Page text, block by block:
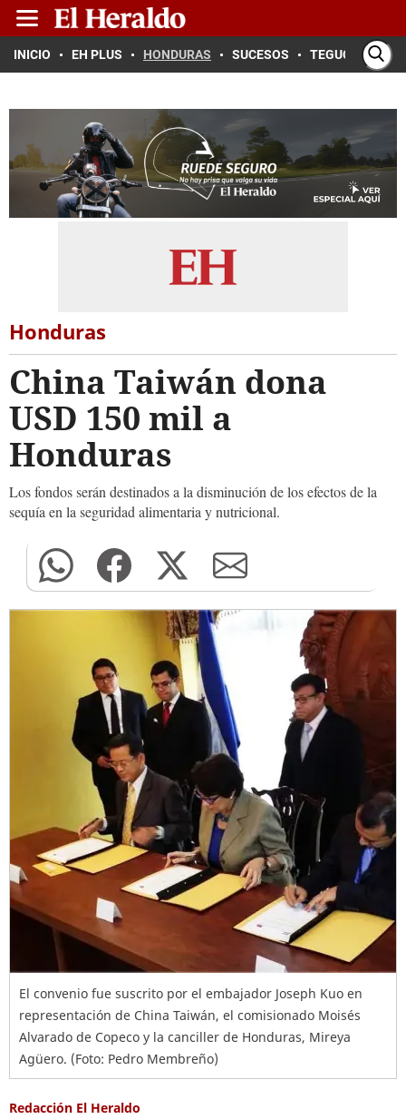
INICIO EH PLUS HONDURAS SUCESOS TEGUCIGALPA
Honduras
China Taiwán dona
USD 150 mil a
Honduras
Los fondos serán destinados a la disminución de los efectos de la
sequía en la seguridad alimentaria y nutricional.
El convenio fue suscrito por el embajador Joseph Kuo en
representación de China Taiwán, el comisionado Moisés
Alvarado de Copeco y la canciller de Honduras, Mireya
Agüero. (Foto: Pedro Membreño)
Redacción El Heraldo